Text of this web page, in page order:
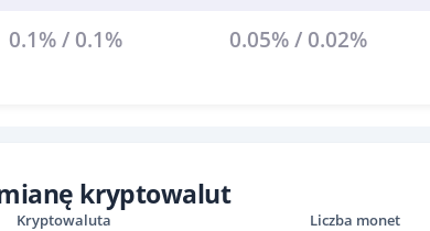
0.1% / 0.1% 0.05% / 0.02%
kryptowalut
Kryptowaluta Liczba monet